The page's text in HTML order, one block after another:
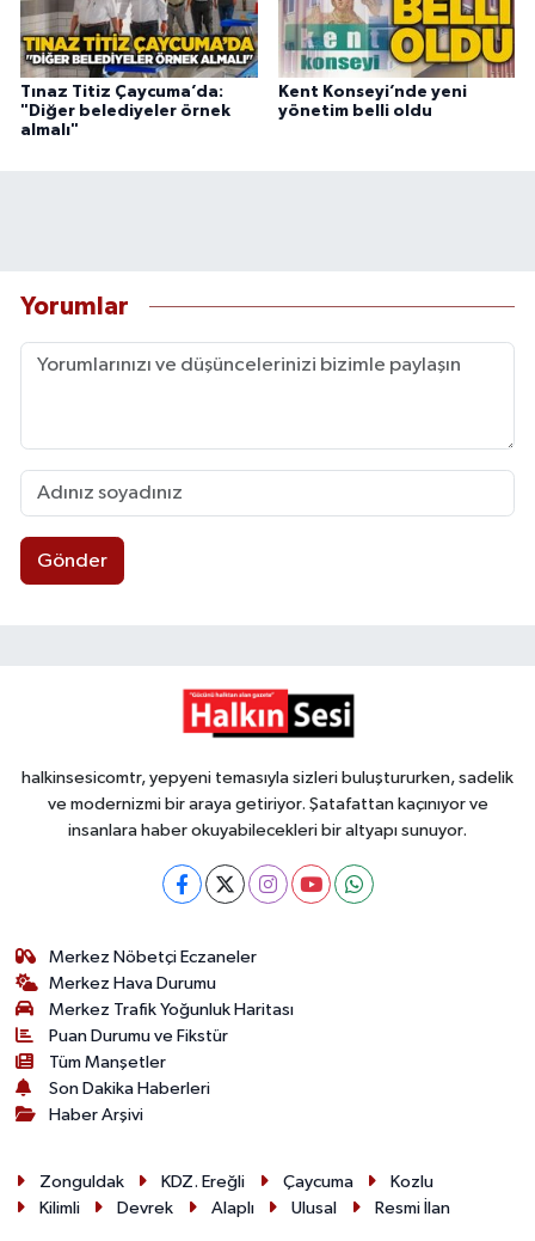
Tınaz Titiz Çaycuma’da:
"Diğer belediyeler örnek
almalı"
Kent Konseyi’nde yeni
yönetim belli oldu
Yorumlar
Gönder
halkinsesicomtr, yepyeni temasıyla sizleri buluştururken, sadelik
ve modernizmi bir araya getiriyor. Şatafattan kaçınıyor ve
insanlara haber okuyabilecekleri bir altyapı sunuyor.
Merkez Nöbetçi Eczaneler
Merkez Hava Durumu
Merkez Trafik Yoğunluk Haritası
Puan Durumu ve Fikstür
Tüm Manşetler
Son Dakika Haberleri
Haber Arşivi
Zonguldak KDZ. Ereğli Çaycuma
Kozlu
Kilimli
Devrek Alaplı Ulusal Resmi İlan